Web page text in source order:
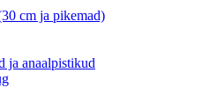
cm ja pikemad)
ja anaalpistikud